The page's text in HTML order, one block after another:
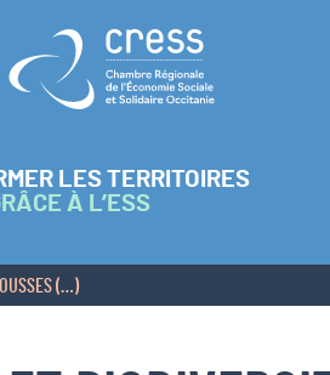
Retour à l'accueil
LES TERRITOIRES
À L’ESS
(…)